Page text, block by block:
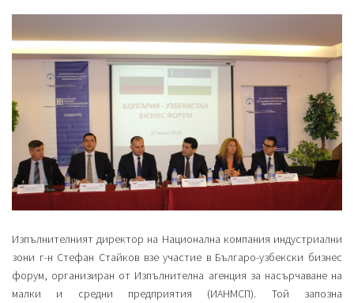
Изпълнителният директор на Национална компания индустриални
зони г-н Стефан Стайков взе участие в Българо-узбекски бизнес
форум, организиран от Изпълнителна агенция за насърчаване на
малки и средни предприятия (ИАНМСП). Той запозна